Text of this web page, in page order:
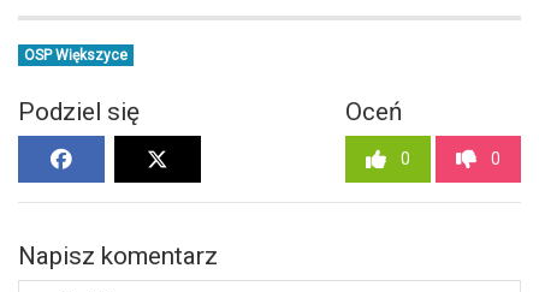
OSP Większyce
Podziel się Oceń
0 0
Napisz komentarz